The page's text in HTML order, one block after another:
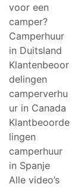
voor een
camper?
Camperhuur
in Duitsland
Klantenbeoor
delingen
camperverhu
ur in Canada
Klantbeoorde
lingen
camperhuur
in Spanje
Alle video’s